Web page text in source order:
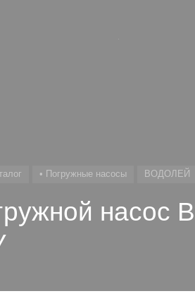
• Погружные насосы ВОДОЛЕЙ